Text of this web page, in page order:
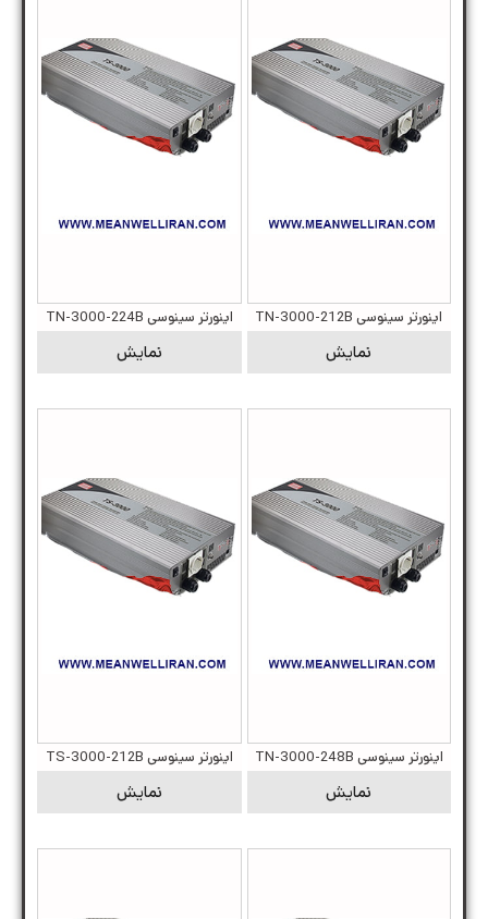
اینورتر سینوسی TN-3000-212B
نمایش
اینورتر سینوسی TN-3000-224B
نمایش
اینورتر سینوسی TN-3000-248B
نمایش
اینورتر سینوسی TS-3000-212B
نمایش